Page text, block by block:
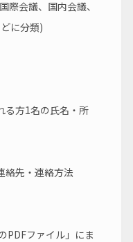
際会議、国内会議、
に分類)
る方1名の氏名・所
絡先・連絡方法
PDFファイル」にま